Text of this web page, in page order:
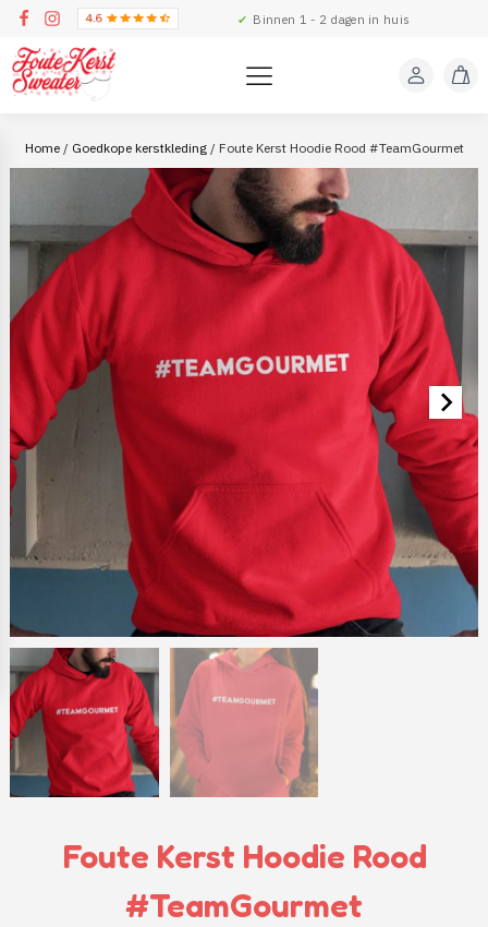
✔ Binnen 1 - 2 dagen in huis
Home/ Goedkope kerstkleding/ Foute Kerst Hoodie Rood #TeamGourmet
Foute Kerst Hoodie Rood
#TeamGourmet